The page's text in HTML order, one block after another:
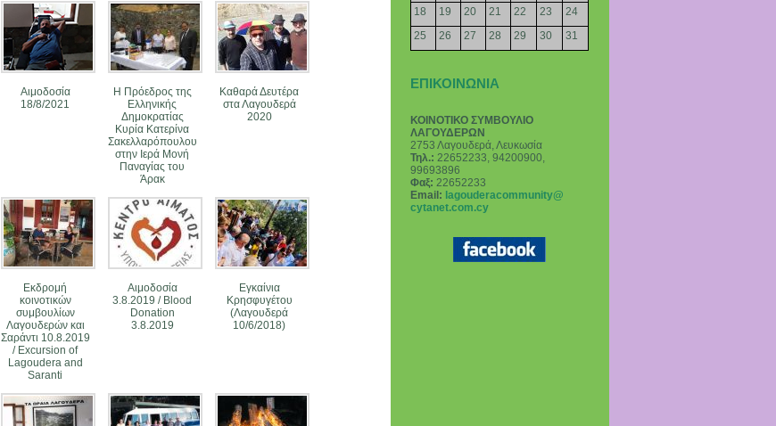
Αιμοδοσία
18/8/2021
Η Πρόεδρος της
Ελληνικής
Δημοκρατίας
Κυρία Κατερίνα
Σακελλαρόπουλου
στην Ιερά Μονή
Παναγίας του
Άρακ
Καθαρά Δευτέρα
στα Λαγουδερά
2020
Εκδρομή
κοινοτικών
συμβουλίων
Λαγουδερών και
Σαράντι 10.8.2019
/ Excursion of
Lagoudera and
Saranti
Αιμοδοσία
3.8.2019 / Blood
Donation
3.8.2019
Εγκαίνια
Κρησφυγέτου
(Λαγουδερά
10/6/2018)
18
19 20 21 22 23
24
25
26 27 28 29 30 31
ΕΠΙΚΟΙΝΩΝΙΑ
ΚΟΙΝΟΤΙΚΟ ΣΥΜΒΟΥΛΙΟ
ΛΑΓΟΥΔΕΡΩΝ
2753 Λαγουδερά, Λευκωσία
Τηλ.: 22652233, 94200900,
99693896
Φαξ: 22652233
Email : lagouderacommunity@
cytanet.com.cy